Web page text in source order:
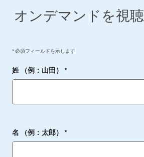
オンデマンドを視聴
* 必須フィールドを示します
姓 （例：山田） *
名 （例：太郎） *